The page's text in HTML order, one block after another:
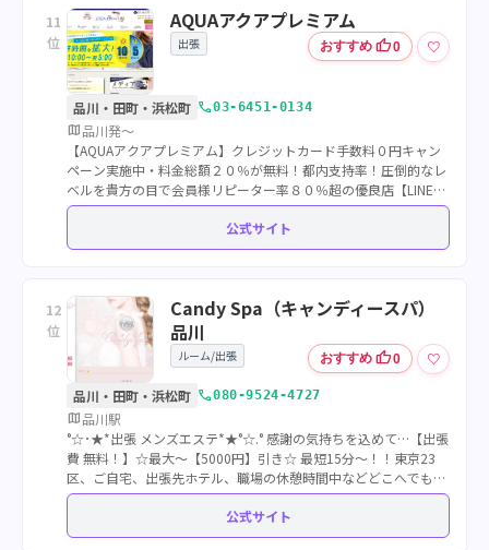
11
位
AQUAアクアプレミアム
出張 おすすめ thumb_up0 ♡
品川・田町・浜松町 call03-6451-0134
map品川発～
【AQUAアクアプレミアム】クレジットカード手数料０円キャン
ペーン実施中・料金総額２０％が無料！都内支持率！圧倒的なレ
ベルを貴方の目で会員様リピーター率８０％超の優良店【LINE求
人】随時大募集中！ 0120-380-551
公式サイト
12
位
Candy Spa（キャンディースパ）
品川
ルーム/出張 おすすめ thumb_up0
♡
品川・田町・浜松町 call080-9524-4727
map品川駅
°☆･★*出張 メンズエステ*★°☆.° 感謝の気持ちを込めて…【出張
費 無料！】☆最大〜【5000円】引き☆ 最短15分〜！！東京23
区、ご自宅、出張先ホテル、職場の休憩時間中などどこへでも
【ハイレベルな美女セラピスト】が出張いたします★貴方に癒し
公式サイト